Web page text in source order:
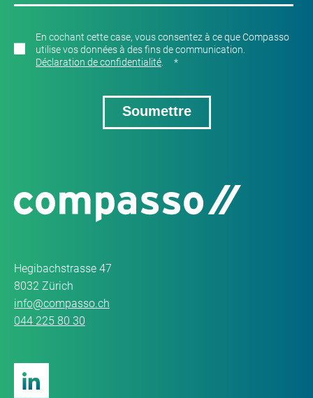
En cochant cette case, vous consentez à ce que Compasso
utilise vos données à des fins de communication.
Déclaration de confidentialité
*
Hegibachstrasse 47
8032 Zürich
info@compasso.ch
044 225 80 30